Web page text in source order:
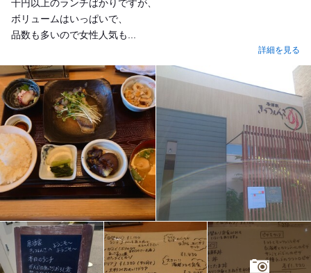
千円以上のランチばかりですが、
ボリュームはいっぱいで、
品数も多いので女性人気も...
詳細を見る